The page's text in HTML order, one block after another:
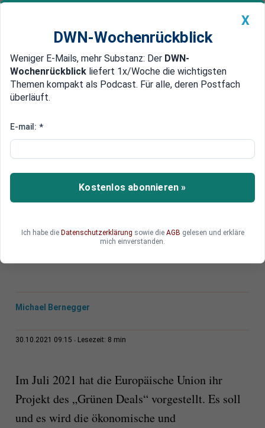
Newsticker MEIN DWN: Geldanlage Premium
Edelmetalle DWN-Magazin China
BERNEGGER DECKT AUF Teil
beim Pariser Klimaabkommen
über den Tisch ziehen
Deutschland seine Wirtschaft opfern soll, um
Michael Bernegger
30.10.2021 09:15 Lesezeit: 8 min
Im Juli 2021 hat die Europäische Union ihr
Projekt des „Grünen Deals“ vorgestellt. Es soll
und es wird die ökonomische und
X
DWN-Wochenrückblick
Weniger E-Mails, mehr Substanz: Der DWN-
Wochenrückblick liefert 1x/Woche die wichtigsten
Themen kompakt als Podcast. Für alle, deren Postfach
überläuft.
E-mail: *
Kostenlos abonnieren »
Ich habe die Datenschutzerklärung sowie die AGB gelesen und erkläre
mich einverstanden.